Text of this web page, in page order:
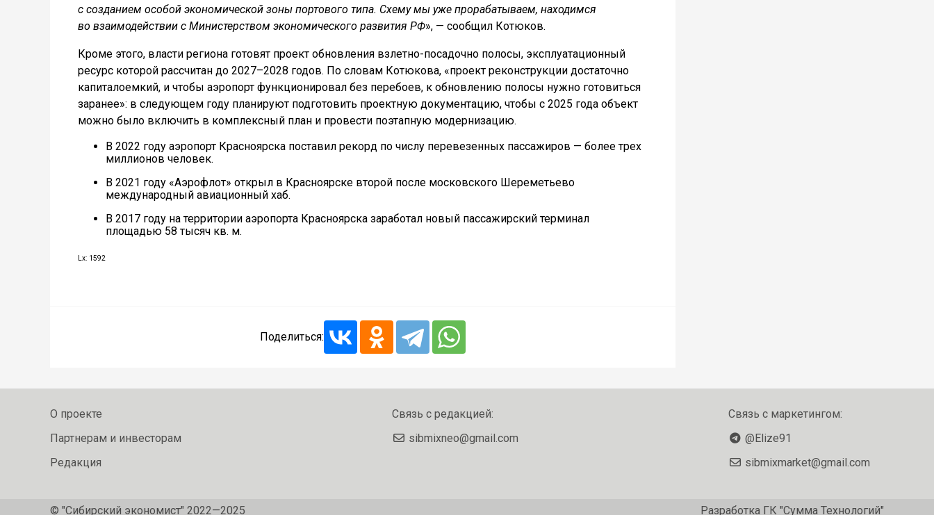
с созданием особой экономической зоны портового типа. Схему мы уже прорабатываем, находимся
во взаимодействии с Министерством экономического развития РФ», — сообщил Котюков.
Кроме этого, власти региона готовят проект обновления взлетно-посадочно полосы, эксплуатационный
ресурс которой рассчитан до 2027–2028 годов. По словам Котюкова, «проект реконструкции достаточно
капиталоемкий, и чтобы аэропорт функционировал без перебоев, к обновлению полосы нужно готовиться
заранее»: в следующем году планируют подготовить проектную документацию, чтобы с 2025 года объект
можно было включить в комплексный план и провести поэтапную модернизацию.
В 2022 году аэропорт Красноярска поставил рекорд по числу перевезенных пассажиров — более трех
миллионов человек.
В 2021 году «Аэрофлот» открыл в Красноярске второй после московского Шереметьево
международный авиационный хаб.
В 2017 году на территории аэропорта Красноярска заработал новый пассажирский терминал
площадью 58 тысяч кв. м.
Lx: 1592
Поделиться:
О проекте
Партнерам и инвесторам
Редакция
Связь с редакцией:
sibmixneo@gmail.com
Связь с маркетингом:
@Elize91
sibmixmarket@gmail.com
© "Сибирский экономист" 2022—2025 Разработка ГК "Сумма Технологий"